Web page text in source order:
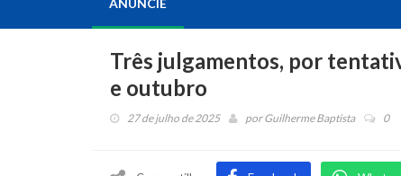
ANUNCIE
Três julgamentos, por
e outubro
27 de julho de 2025 porGuilherme Baptista 0